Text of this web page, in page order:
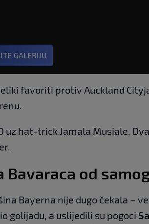
GALERIJU
favoriti protiv Auckland
uz hat-trick Jamala Musiale.
Bavaraca od
Bayerna nije dugo čekala –
golijadu, a uslijedili su pogoci